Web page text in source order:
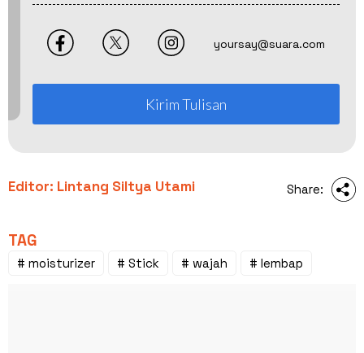
yoursay@suara.com
Kirim Tulisan
Editor: Lintang Siltya Utami Share:
TAG
# moisturizer # Stick # wajah # lembap